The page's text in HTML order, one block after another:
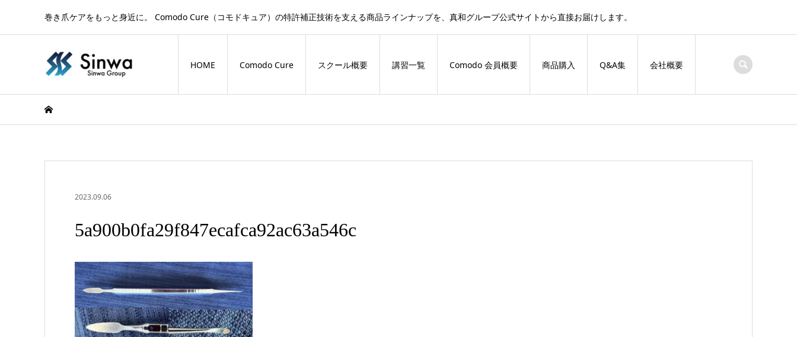
巻き爪ケアをもっと身近に。 Comodo Cure（コモドキュア）の特許補正技術を支える商品ラインナップを、真和グループ公式サイトから直接お届けします。
HOME Comodo Cure スクール概要 講習一覧 Comodo 会員概要 商品購入 Q&A集 会社概要
2023.09.06
5a900b0fa29f847ecafca92ac63a546c